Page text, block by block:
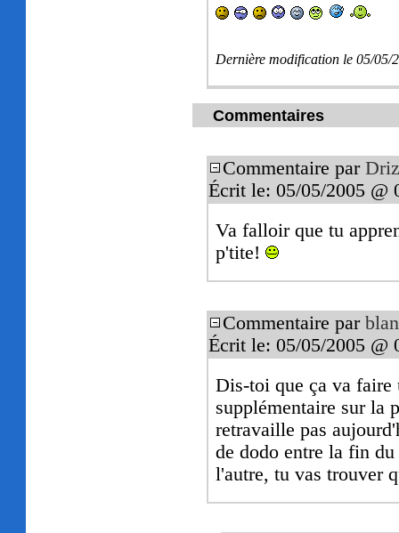
Dernière modification le 05/05/
Commentaires
Commentaire par
Écrit le: 05/05/2005 @
Va falloir que tu
p'tite!
Commentaire par
Écrit le: 05/05/2005 @
Dis-toi que ça va faire
supplémentaire sur la
retravaille pas
de dodo entre la fin
l'autre, tu vas trouver